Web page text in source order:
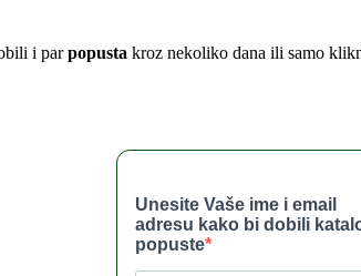
i parpopusta kroz nekoliko dana ili samo